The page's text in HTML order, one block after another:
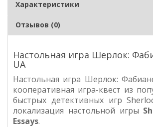
Характеристики
Отзывов (0)
Настольная игра Шерлок:
UA
Настольная игра Шерлок:
кооперативная игра-квест из
быстрых детективных игр
локализация настольной игры
Essays.